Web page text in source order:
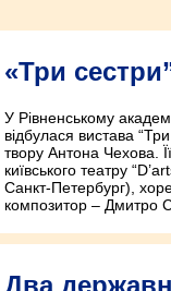
«Три
У Рівненському
відбулася вистава
твору Антона Чехова.
київського театру
Санкт-Петербург),
композитор – Дмитро
Два